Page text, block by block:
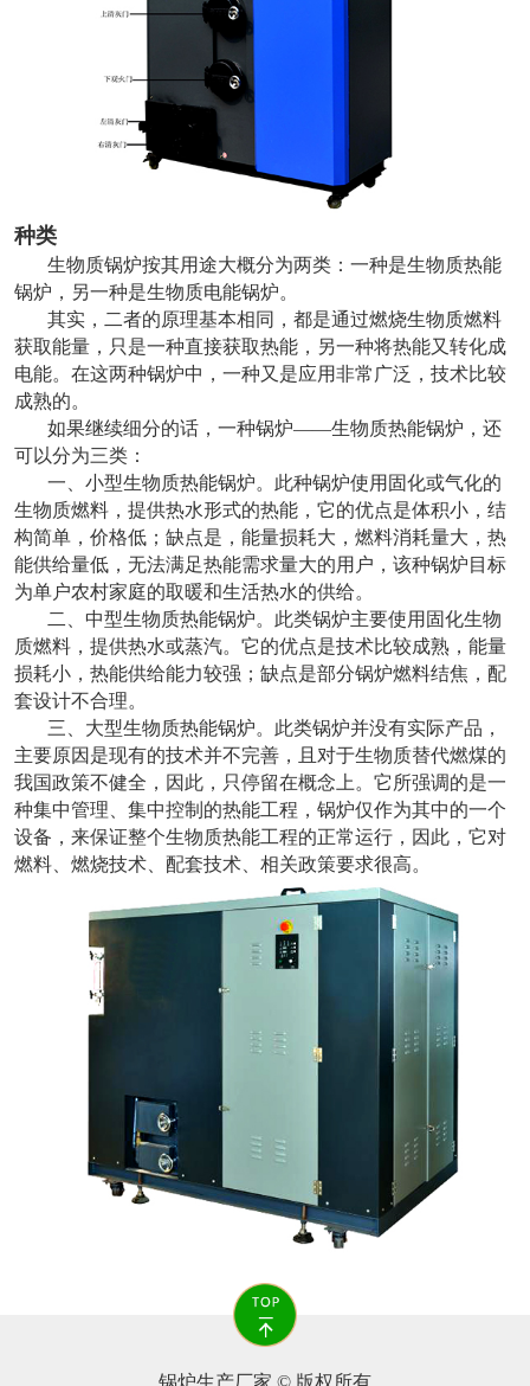
种类
生物质锅炉按其用途大概分为两类：一种是生物质热能
锅炉，另一种是生物质电能锅炉。
其实，二者的原理基本相同，都是通过燃烧生物质燃料
获取能量，只是一种直接获取热能，另一种将热能又转化成
电能。在这两种锅炉中，一种又是应用非常广泛，技术比较
成熟的。
如果继续细分的话，一种锅炉——生物质热能锅炉，还
可以分为三类：
一、小型生物质热能锅炉。此种锅炉使用固化或气化的
生物质燃料，提供热水形式的热能，它的优点是体积小，结
构简单，价格低；缺点是，能量损耗大，燃料消耗量大，热
能供给量低，无法满足热能需求量大的用户，该种锅炉目标
为单户农村家庭的取暖和生活热水的供给。
二、中型生物质热能锅炉。此类锅炉主要使用固化生物
质燃料，提供热水或蒸汽。它的优点是技术比较成熟，能量
损耗小，热能供给能力较强；缺点是部分锅炉燃料结焦，配
套设计不合理。
三、大型生物质热能锅炉。此类锅炉并没有实际产品，
主要原因是现有的技术并不完善，且对于生物质替代燃煤的
我国政策不健全，因此，只停留在概念上。它所强调的是一
种集中管理、集中控制的热能工程，锅炉仅作为其中的一个
设备，来保证整个生物质热能工程的正常运行，因此，它对
燃料、燃烧技术、配套技术、相关政策要求很高。
锅炉生产厂家 © 版权所有